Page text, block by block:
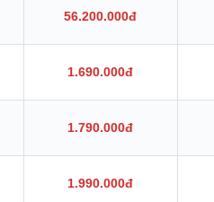
56.200.000đ
1.690.000đ
1.790.000đ
1.990.000đ